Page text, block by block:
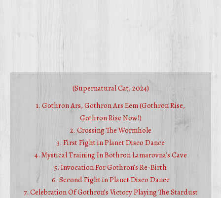
(Supernatural Cat, 2024)
1. Gothron Ars, Gothron Ars Eem (Gothron Rise,
Gothron Rise Now!)
2. Crossing The Wormhole
3. First Fight in Planet Disco Dance
4. Mystical Training In Bothron Lamarovna’s Cave
5. Invocation For Gothron’s Re-Birth
6. Second Fight in Planet Disco Dance
7. Celebration Of Gothron’s Victory Playing The Stardust